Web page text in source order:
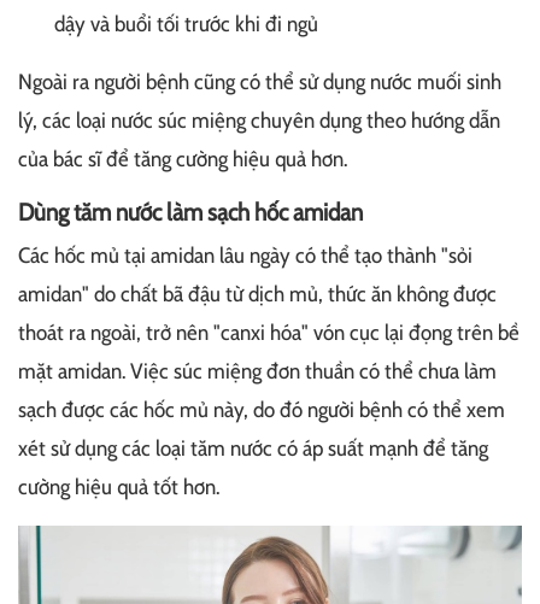
dậy và buổi tối trước khi đi ngủ
Ngoài ra người bệnh cũng có thể sử dụng nước muối sinh
lý, các loại nước súc miệng chuyên dụng theo hướng dẫn
của bác sĩ để tăng cường hiệu quả hơn.
Dùng tăm nước làm sạch hốc amidan
Các hốc mủ tại amidan lâu ngày có thể tạo thành "sỏi
amidan" do chất bã đậu từ dịch mủ, thức ăn không được
thoát ra ngoài, trở nên "canxi hóa" vón cục lại đọng trên bề
mặt amidan. Việc súc miệng đơn thuần có thể chưa làm
sạch được các hốc mủ này, do đó người bệnh có thể xem
xét sử dụng các loại tăm nước có áp suất mạnh để tăng
cường hiệu quả tốt hơn.